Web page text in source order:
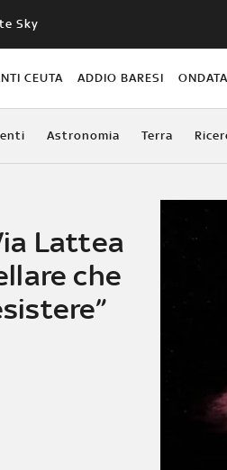
Sky
CEUTA ADDIO BARESI
Astronomia Terra
Lattea
che